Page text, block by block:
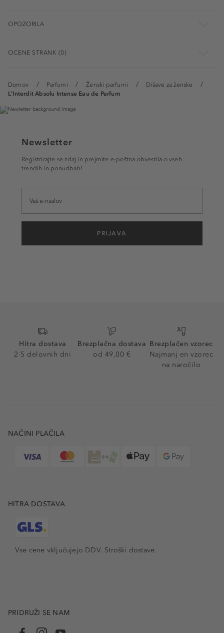
Domov Parfumi Ženski parfumi
Dišave za ženske
L'Interdit Absolu Intense Eau de Parfum
OPOZORILA
OCENE STRANK (0)
Newsletter
Registrirajte se zdaj in prejmite e-poštna obvestila o vseh
trendih in ponudbah!
PRIJAVA
Hitra dostava
2-5 delovnih dni
Brezplačna dostava
od 49,00 €
Brezplačen vzorec
Najmanj en vzorec
na naročilo
NAČINI PLAČILA
HITRA DOSTAVA
Vse cene vključujejo DDV. Stroški dostave.
PRIDRUŽI SE NAM